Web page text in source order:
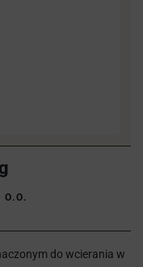
do wcierania w